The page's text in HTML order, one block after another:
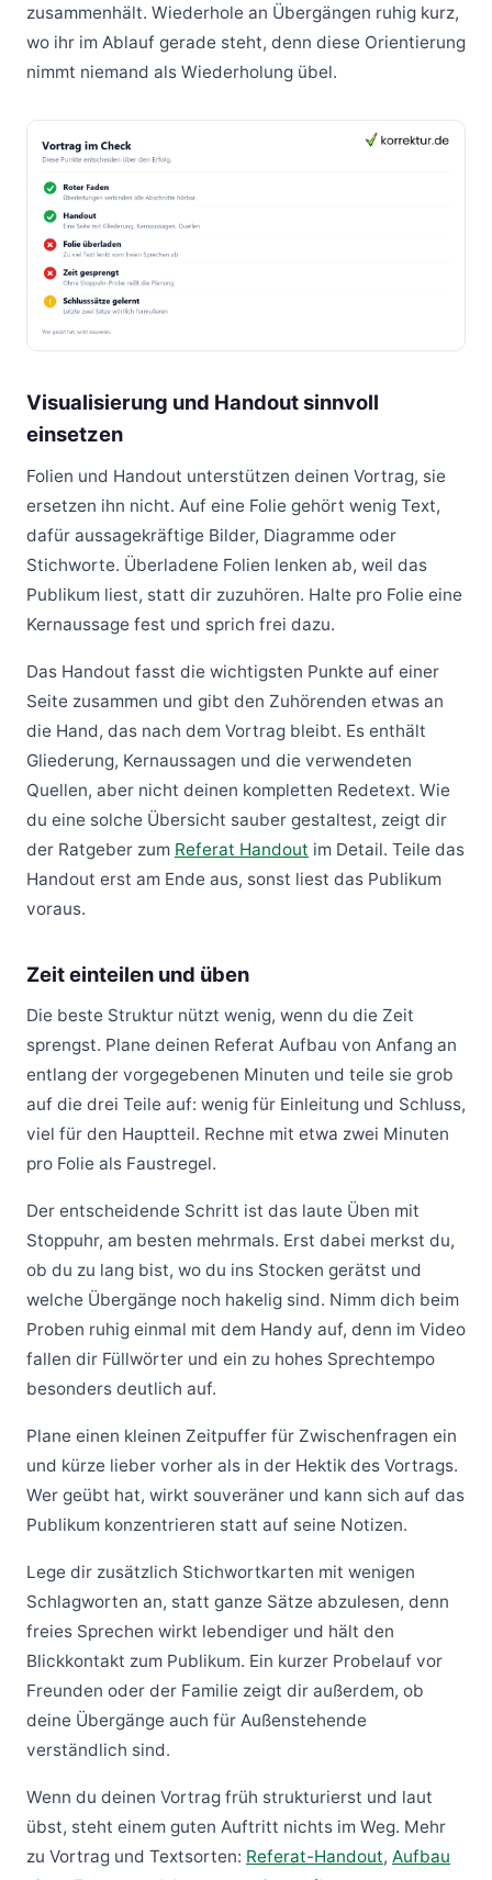
zusammenhält. Wiederhole an Übergängen ruhig kurz,
wo ihr im Ablauf gerade steht, denn diese Orientierung
nimmt niemand als Wiederholung übel.
Visualisierung und Handout sinnvoll
einsetzen
Folien und Handout unterstützen deinen Vortrag, sie
ersetzen ihn nicht. Auf eine Folie gehört wenig Text,
dafür aussagekräftige Bilder, Diagramme oder
Stichworte. Überladene Folien lenken ab, weil das
Publikum liest, statt dir zuzuhören. Halte pro Folie eine
Kernaussage fest und sprich frei dazu.
Das Handout fasst die wichtigsten Punkte auf einer
Seite zusammen und gibt den Zuhörenden etwas an
die Hand, das nach dem Vortrag bleibt. Es enthält
Gliederung, Kernaussagen und die verwendeten
Quellen, aber nicht deinen kompletten Redetext. Wie
du eine solche Übersicht sauber gestaltest, zeigt dir
der Ratgeber zum Referat Handout im Detail. Teile das
Handout erst am Ende aus, sonst liest das Publikum
voraus.
Zeit einteilen und üben
Die beste Struktur nützt wenig, wenn du die Zeit
sprengst. Plane deinen Referat Aufbau von Anfang an
entlang der vorgegebenen Minuten und teile sie grob
auf die drei Teile auf: wenig für Einleitung und Schluss,
viel für den Hauptteil. Rechne mit etwa zwei Minuten
pro Folie als Faustregel.
Der entscheidende Schritt ist das laute Üben mit
Stoppuhr, am besten mehrmals. Erst dabei merkst du,
ob du zu lang bist, wo du ins Stocken gerätst und
welche Übergänge noch hakelig sind. Nimm dich beim
Proben ruhig einmal mit dem Handy auf, denn im Video
fallen dir Füllwörter und ein zu hohes Sprechtempo
besonders deutlich auf.
Plane einen kleinen Zeitpuffer für Zwischenfragen ein
und kürze lieber vorher als in der Hektik des Vortrags.
Wer geübt hat, wirkt souveräner und kann sich auf das
Publikum konzentrieren statt auf seine Notizen.
Lege dir zusätzlich Stichwortkarten mit wenigen
Schlagworten an, statt ganze Sätze abzulesen, denn
freies Sprechen wirkt lebendiger und hält den
Blickkontakt zum Publikum. Ein kurzer Probelauf vor
Freunden oder der Familie zeigt dir außerdem, ob
deine Übergänge auch für Außenstehende
verständlich sind.
Wenn du deinen Vortrag früh strukturierst und laut
übst, steht einem guten Auftritt nichts im Weg. Mehr
zu Vortrag und Textsorten: Referat-Handout, Aufbau